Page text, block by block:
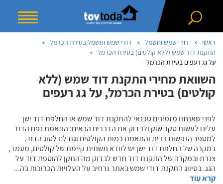
ראשי דודי שמש וחשמל
דודי שמש וחשמל בטירת הכרמל
התקנת דוד שמש (ללא קולטים) בטירת הכרמל
על גג רעפים בטירת הכרמל
השוואת מחירי התקנת דוד שמש (ללא
קולטים) בטירת הכרמל, על גג רעפים
לפני שאנחנו מזמינים טכנאי להתקנת דוד שמש או החלפת דוד ישן
עלינו לעשות סקר שוק ולבדוק את הדברים הבאים: התאמת נפח הדוד
למספר הנפשות בבית והתאמת כמות הקולטים וגודלם לסוג הדוד.
במקרה של החלפת דוד ישן יש לוודא תשתית קיימת של קולטים, מעמד,
צנרת ובמקרה של התקנת דוד חדש לבדוק מה התקן להוספת דוד על
הגג. בסיווג התקנת דודי שמש באתר נרחיב על העלויות הכרוכות בה...
קרא עוד